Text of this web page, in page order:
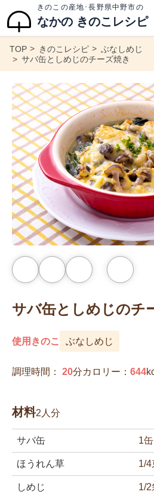
きのこの産地･長野県中野市の
なかの きのこレシピ
TOP きのこレシピ
ぶなしめじ
サバ缶としめじのチーズ焼き
気
入
り
サバ缶としめじのチ
使用きのこ ぶなしめじ
調理時間： 20分カロリー： 644
材料2人分
サバ缶 1缶
ほうれん草 1/4
しめじ 1/2